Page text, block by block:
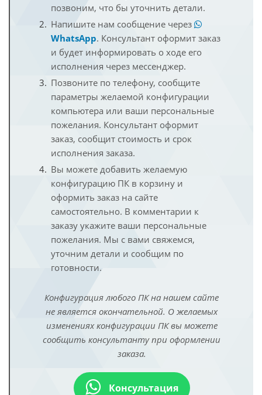
позвоним, что бы уточнить детали.
Напишите нам сообщение через
WhatsApp. Консультант оформит заказ
и будет информировать о ходе его
исполнения через мессенджер.
Позвоните по телефону, сообщите
параметры желаемой конфигурации
компьютера или ваши персональные
пожелания. Консультант оформит
заказ, сообщит стоимость и срок
исполнения заказа.
Вы можете добавить желаемую
конфигурацию ПК в корзину и
оформить заказ на сайте
самостоятельно. В комментарии к
заказу укажите ваши персональные
пожелания. Мы с вами свяжемся,
уточним детали и сообщим по
готовности.
Конфигурация любого ПК на нашем сайте
не является окончательной. О желаемых
изменениях конфигурации ПК вы можете
сообщить консультанту при оформлении
заказа.
Консультация